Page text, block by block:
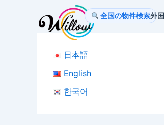
全国の物件検索外
日本語
English
한국어